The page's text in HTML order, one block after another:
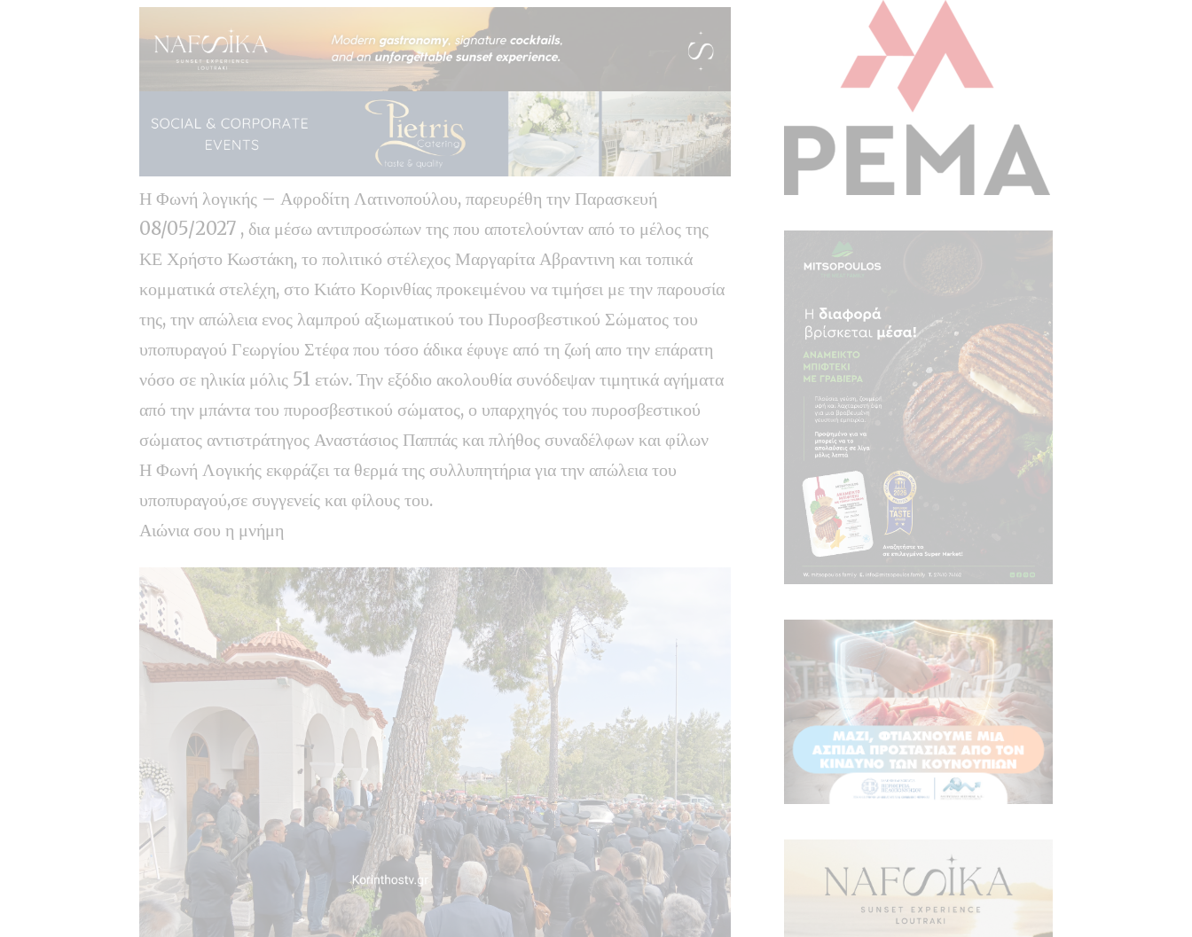
Η Φωνή λογικής – Αφροδίτη Λατινοπούλου, παρευρέθη την Παρασκευή
08/05/2027 , δια μέσω αντιπροσώπων της που αποτελούνταν από το μέλος της
ΚΕ Χρήστο Κωστάκη, το πολιτικό στέλεχος Μαργαρίτα Αβραντινη και τοπικά
κομματικά στελέχη, στο Κιάτο Κορινθίας προκειμένου να τιμήσει με την παρουσία
της, την απώλεια ενος λαμπρού αξιωματικού του Πυροσβεστικού Σώματος του
υποπυραγού Γεωργίου Στέφα που τόσο άδικα έφυγε από τη ζωή απο την επάρατη
νόσο σε ηλικία μόλις 51 ετών. Την εξόδιο ακολουθία συνόδεψαν τιμητικά αγήματα
από την μπάντα του πυροσβεστικού σώματος, ο υπαρχηγός του πυροσβεστικού
σώματος αντιστράτηγος Αναστάσιος Παππάς και πλήθος συναδέλφων και φίλων
Η Φωνή Λογικής εκφράζει τα θερμά της συλλυπητήρια για την απώλεια του
υποπυραγού,σε συγγενείς και φίλους του.
Αιώνια σου η μνήμη